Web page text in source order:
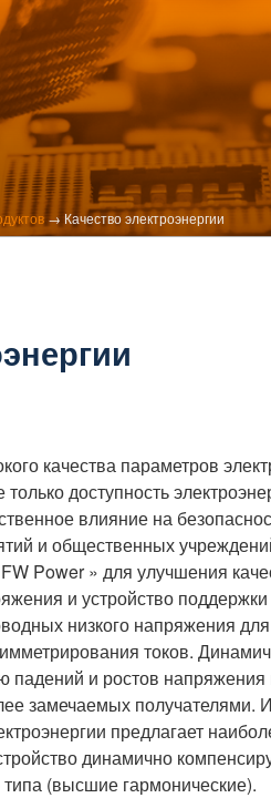
→ Качество электроэнергии
качества параметров
доступность
влияние на
и общественных
Power » для улучшения
и устройство
низкого напряжения
токов.
падений и ростов
замечаемых получателями.
предлагает
динамично
(высшие гармонические).